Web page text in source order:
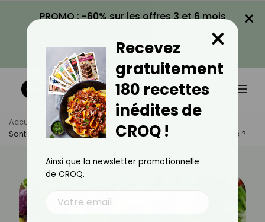
PROMO : -60% sur les offres 3 et 6 mois
VOIR LA PROMO
×
Accueil Actus
Actualités
Santé : Quels Fruits Et Légumes Manger Cuits Plutôt Que Crus ?
Recevez
gratuitement
180 recettes
inédites de
CROQ !
×
Ainsi que la newsletter promotionnelle
de CROQ.